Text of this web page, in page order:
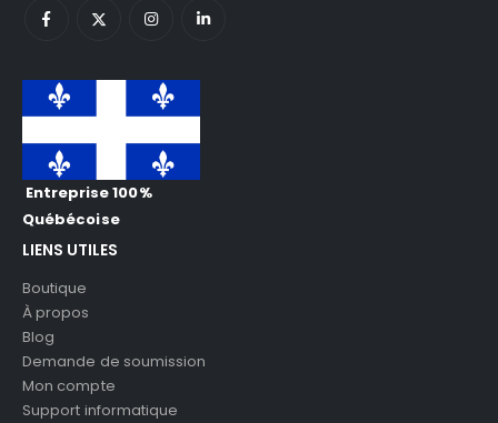
Entreprise 100%
Québécoise
LIENS UTILES
Boutique
À propos
Blog
Demande de soumission
Mon compte
Support informatique